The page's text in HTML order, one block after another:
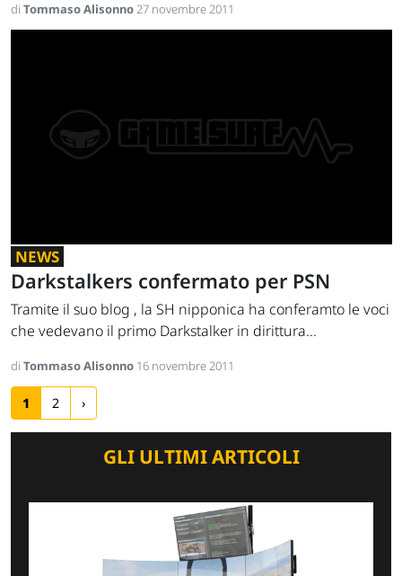
di Tommaso Alisonno27 novembre 2011
NEWS
Darkstalkers confermato per PSN
Tramite il suo blog , la SH nipponica ha conferamto le voci
che vedevano il primo Darkstalker in dirittura...
di Tommaso Alisonno 16 novembre 2011
1 2 ›
GLI ULTIMI ARTICOLI